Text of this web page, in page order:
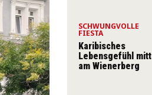
SCHWUNGVOLLE
FIESTA
Karibisches
Lebensgefühl
am Wienerberg